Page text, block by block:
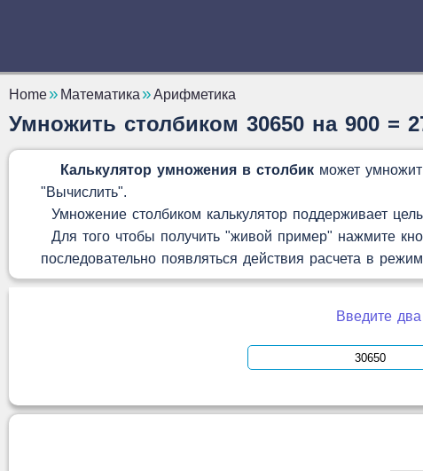
Home Математика Арифметика
Умножить столбиком 30650 на 900 =
Калькулятор умножения в столбик может
"Вычислить".
Умножение столбиком калькулятор поддерживает
Для того чтобы получить "живой пример" нажмите
последовательно появляться действия расчета в
Введите